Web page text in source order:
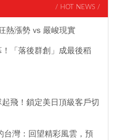
/ HOT NEWS /
熱漲勢 vs 嚴峻現實
「落後群創」成最後稻
飛！鎖定美日頂級客戶切
灣：回望精彩風雲，預